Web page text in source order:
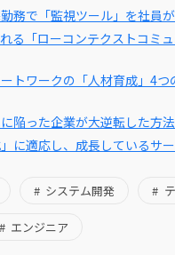
務で「監視ツール」を社員
る「ローコンテクストコミ
トワークの「人材育成」4つ
陥った企業が大逆転した方法
」に適応し、成長しているサ
システム開発
エンジニア